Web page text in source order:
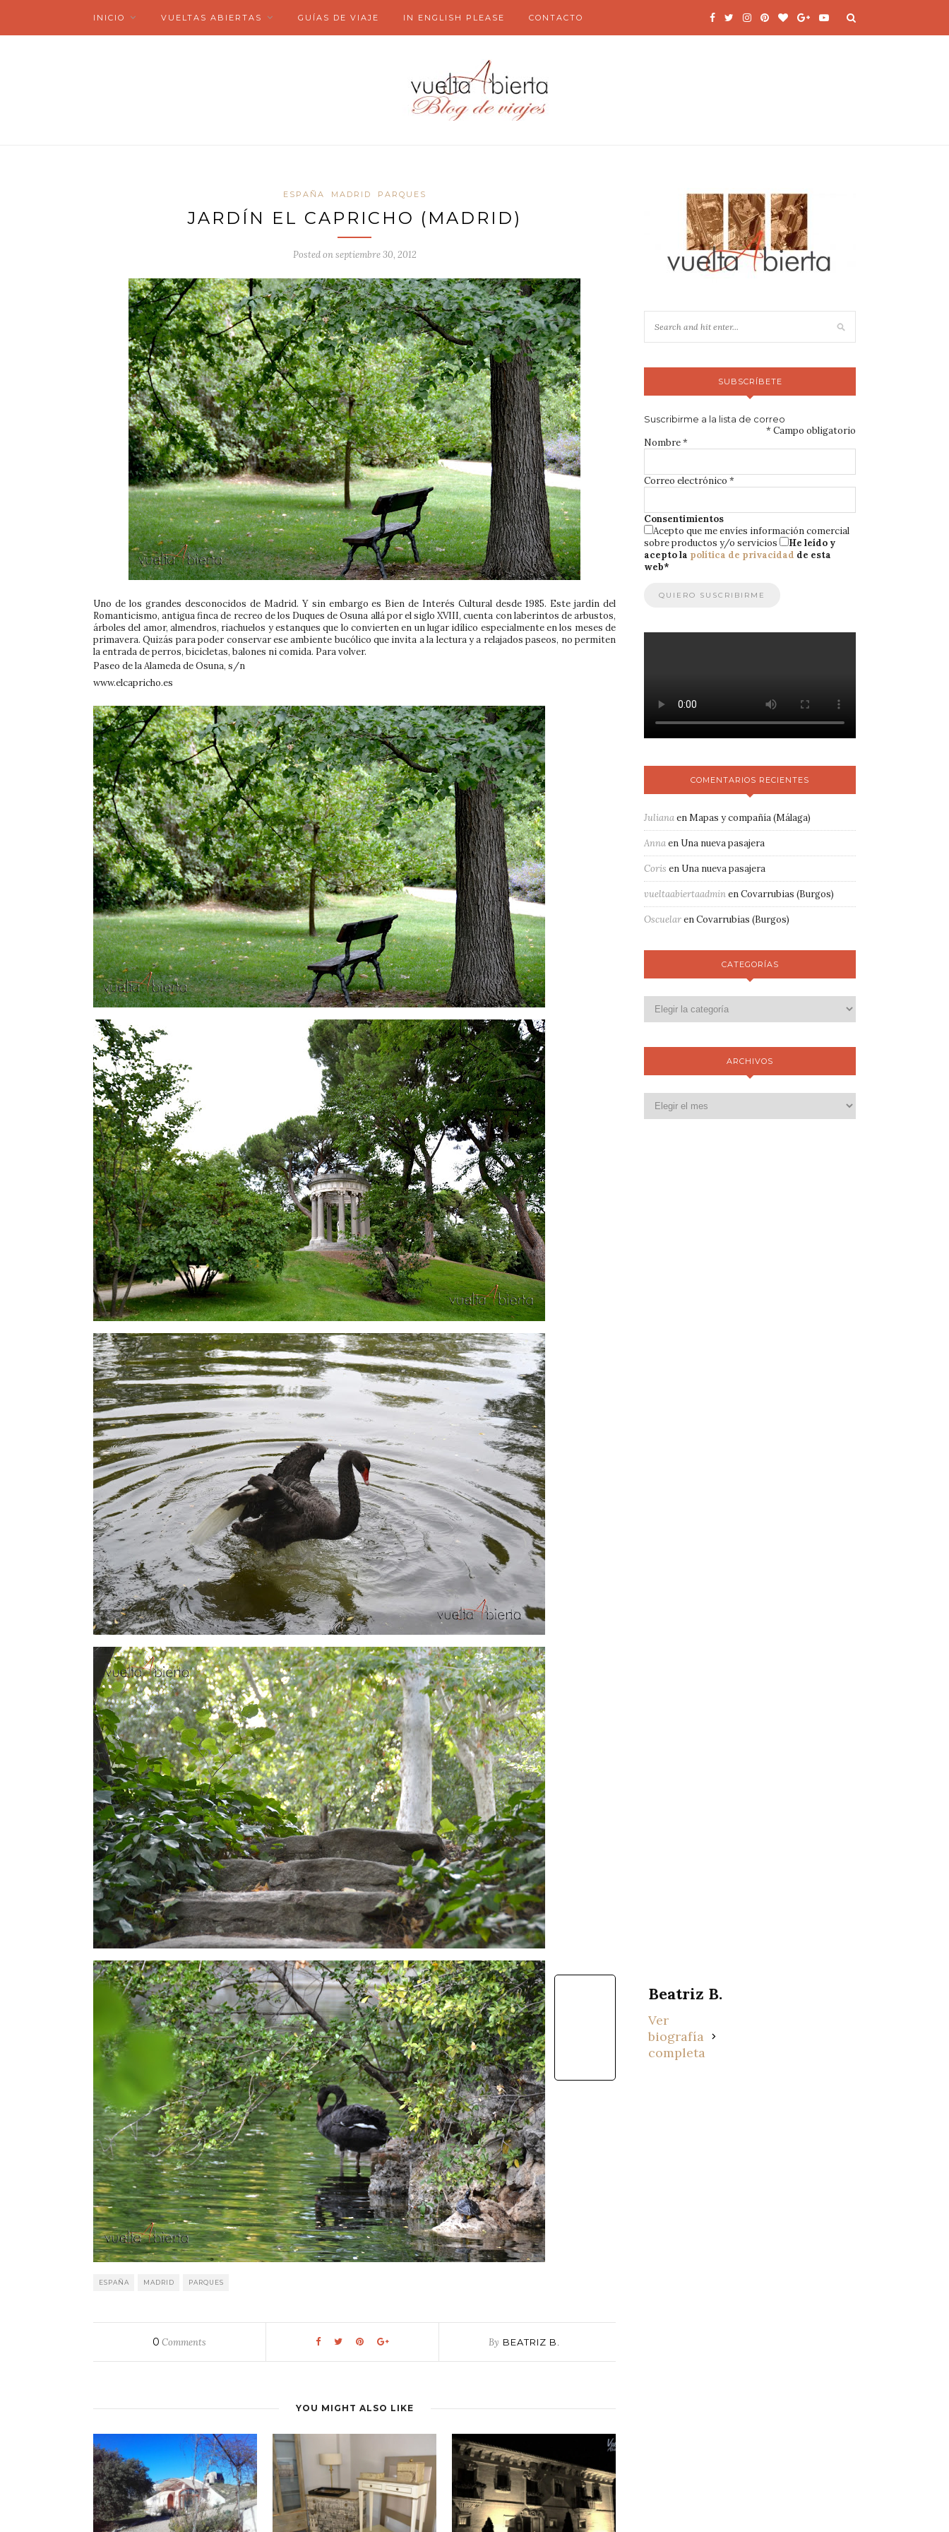
INICIO VUELTAS ABIERTAS GUÍAS DE VIAJE IN ENGLISH PLEASE CONTACTO
ESPAÑA MADRID PARQUES
JARDÍN EL CAPRICHO (MADRID)
Posted onseptiembre 30, 2012
Uno de los grandes desconocidos de Madrid. Y sin embargo es Bien de Interés Cultural desde 1985. Este jardín del
Romanticismo, antigua finca de recreo de los Duques de Osuna allá por el siglo XVIII, cuenta con laberintos de arbustos,
árboles del amor, almendros, riachuelos y estanques que lo convierten en un lugar idílico especialmente en los meses de
primavera. Quizás para poder conservar ese ambiente bucólico que invita a la lectura y a relajados paseos, no permiten
la entrada de perros, bicicletas, balones ni comida. Para volver.
Paseo de la Alameda de Osuna, s/n
www.elcapricho.es
Beatriz B.
Ver
biografía
completa
ESPAÑA MADRID PARQUES
0 Comments By BEATRIZ B.
YOU MIGHT ALSO LIKE
SUBSCRÍBETE
Suscribirme a la lista de correo
* Campo obligatorio
Nombre*
Correo electrónico *
Consentimientos
Acepto que me envíes información comercial
sobre productos y/o servicios
He leído y
acepto la política de privacidad de esta
web*
COMENTARIOS RECIENTES
JulianaenMapas y compañía (Málaga)
Annaen Una nueva pasajera
Coris en Una nueva pasajera
vueltaabiertaadminenCovarrubias (Burgos)
OscuelarenCovarrubias (Burgos)
CATEGORÍAS
ARCHIVOS